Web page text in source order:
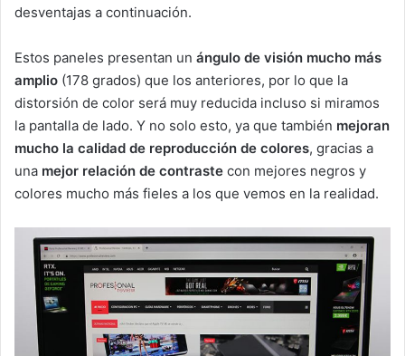
desventajas a continuación.
Estos paneles presentan un ángulo de visión mucho más
amplio (178 grados) que los anteriores, por lo que la
distorsión de color será muy reducida incluso si miramos
la pantalla de lado. Y no solo esto, ya que también mejoran
mucho la calidad de reproducción de colores, gracias a
una mejor relación de contraste con mejores negros y
colores mucho más fieles a los que vemos en la realidad.